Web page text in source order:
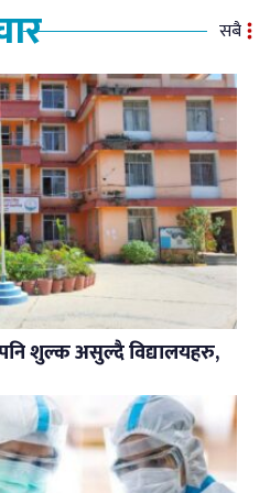
सबै
पनि शुल्क असुल्दै विद्यालयहरु,